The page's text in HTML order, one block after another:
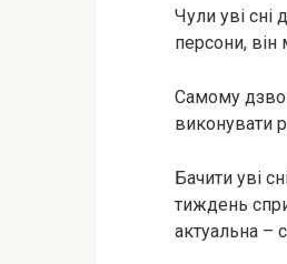
Чули уві сні
персони,
Самому
виконувати
Бачити уві
тиждень
актуальна –